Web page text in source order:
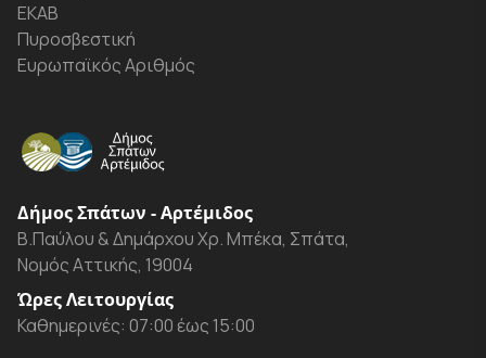
ΕΚΑΒ
Πυροσβεστική
Ευρωπαϊκός Αριθμός
Δήμος Σπάτων - Αρτέμιδος
Β.Παύλου & Δημάρχου Χρ. Μπέκα, Σπάτα,
Νομός Αττικής, 19004
Ώρες Λειτουργίας
Καθημερινές: 07:00 έως 15:00